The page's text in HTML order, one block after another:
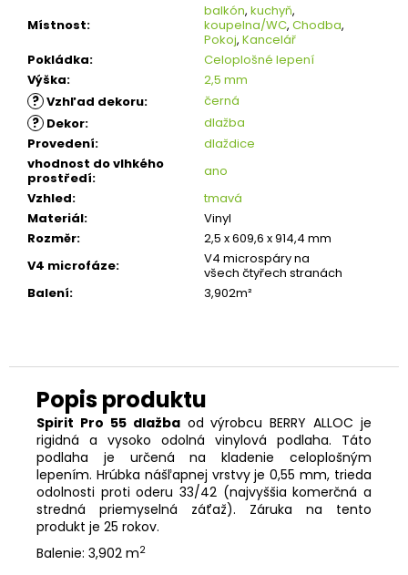
Místnost:
balkón, kuchyň,
koupelna/WC, Chodba,
Pokoj, Kancelář
Pokládka:
Celoplošné lepení
Výška: 2,5 mm
? Vzhľad dekoru: černá
? Dekor:
dlažba
Provedení:
dlaždice
vhodnost do vlhkého
prostředí:
ano
Vzhled:
tmavá
Materiál:
Vinyl
Rozměr:
2,5 x 609,6 x 914,4 mm
V4 microfáze:
V4 microspáry na
všech čtyřech stranách
Balení: 3,902m²
Spirit Pro 55 dlažbaod výrobcu BERRY ALLOC je
rigidná a vysoko odolná vinylová podlaha. Táto
podlaha je určená na kladenie celoplošným
lepením. Hrúbka nášľapnej vrstvy je 0,55 mm, trieda
odolnosti proti oderu 33/42 (najvyššia komerčná a
stredná priemyselná záťaž). Záruka na tento
produkt je 25 rokov.
Balenie: 3,902 m2